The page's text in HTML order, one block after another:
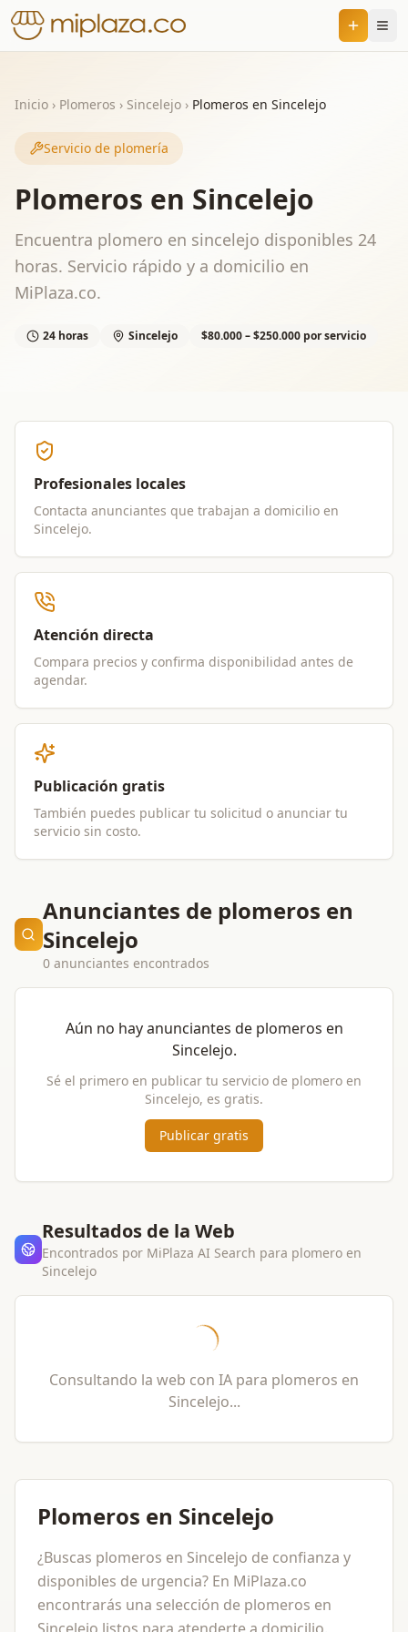
Inicio › Plomeros › Sincelejo › Plomeros en Sincelejo
Servicio de plomería
Plomeros en Sincelejo
Encuentra plomero en sincelejo disponibles 24
horas. Servicio rápido y a domicilio en
MiPlaza.co.
24 horas Sincelejo $80.000 – $250.000 por servicio
Profesionales locales
Contacta anunciantes que trabajan a domicilio en
Sincelejo.
Atención directa
Compara precios y confirma disponibilidad antes de
agendar.
Publicación gratis
También puedes publicar tu solicitud o anunciar tu
servicio sin costo.
Anunciantes de plomeros en
Sincelejo
0 anunciantes encontrados
Aún no hay anunciantes de plomeros en
Sincelejo.
Sé el primero en publicar tu servicio de plomero en
Sincelejo, es gratis.
Publicar gratis
Resultados de la Web
Encontrados por MiPlaza AI Search para plomeroen
Sincelejo
Consultando la web con IA para plomeros en
Sincelejo...
Plomeros en Sincelejo
¿Buscas plomeros en Sincelejo de confianza y
disponibles de urgencia? En MiPlaza.co
encontrarás una selección de plomeros en